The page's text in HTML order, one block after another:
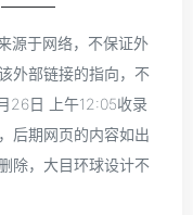
源于网络，不保证外
外部链接的指向，不
26日 上午12:05收录
后期网页的内容如出
除，大目环球设计不